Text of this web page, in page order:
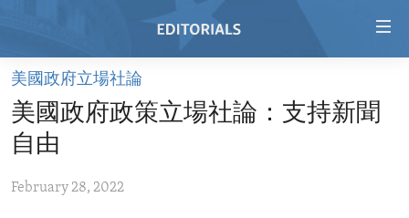
Skip
main
content
to
HOME
VIDEO
REGIONS
美國政府立場社論
美國政府政策立場社論：支持新聞
自由
February 28, 2022